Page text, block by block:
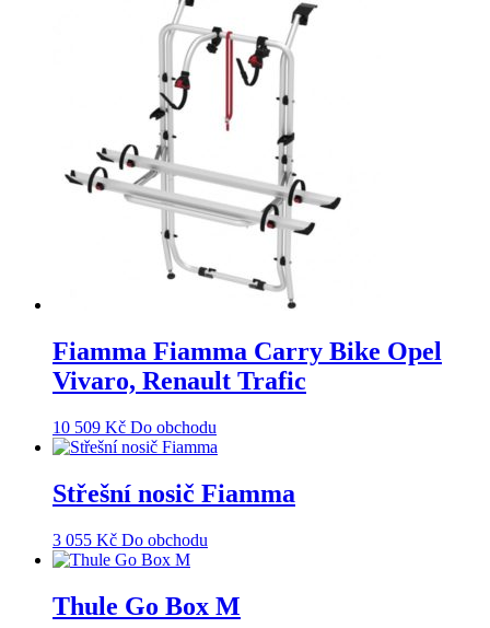
Fiamma Fiamma Carry Bike Opel
Vivaro, Renault Trafic
10 509 Kč Do obchodu
Střešní nosič Fiamma
3 055 Kč Do obchodu
Thule Go Box M